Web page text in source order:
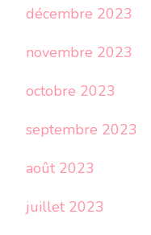
décembre 2023
novembre 2023
octobre 2023
septembre 2023
août 2023
juillet 2023